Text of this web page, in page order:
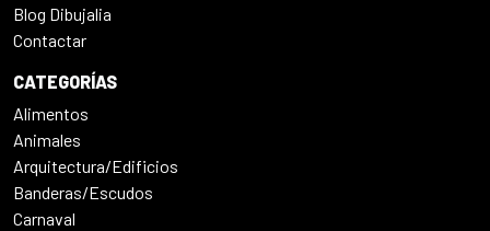
Blog Dibujalia
Contactar
CATEGORÍAS
Alimentos
Animales
Arquitectura/Edificios
Banderas/Escudos
Carnaval